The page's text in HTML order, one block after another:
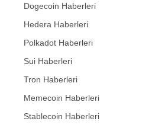
Dogecoin Haberleri
Hedera Haberleri
Polkadot Haberleri
Sui Haberleri
Tron Haberleri
Memecoin Haberleri
Stablecoin Haberleri